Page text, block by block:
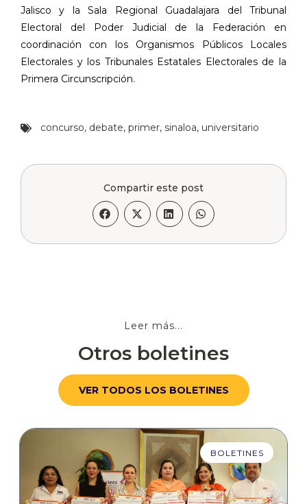
Jalisco y la Sala Regional Guadalajara del Tribunal
Electoral del Poder Judicial de la Federación en
coordinación con los Organismos Públicos Locales
Electorales y los Tribunales Estatales Electorales de la
Primera Circunscripción.
concurso, debate, primer, sinaloa, universitario
Compartir este post
Leer más...
Otros boletines
VER TODOS LOS BOLETINES
BOLETINES